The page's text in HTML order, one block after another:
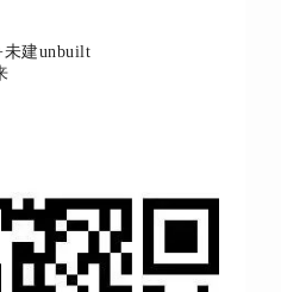
建unbuilt